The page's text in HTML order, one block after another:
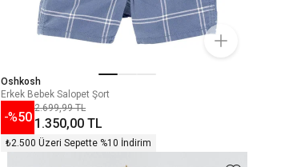
Oshkosh
Erkek Bebek Salopet Şort
-%50
2.699,99 TL
1.350,00 TL
₺2.500 Üzeri Sepette %10 İndirim